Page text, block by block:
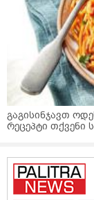
გაგისინჯავთ
რეცეპტი თქვენი